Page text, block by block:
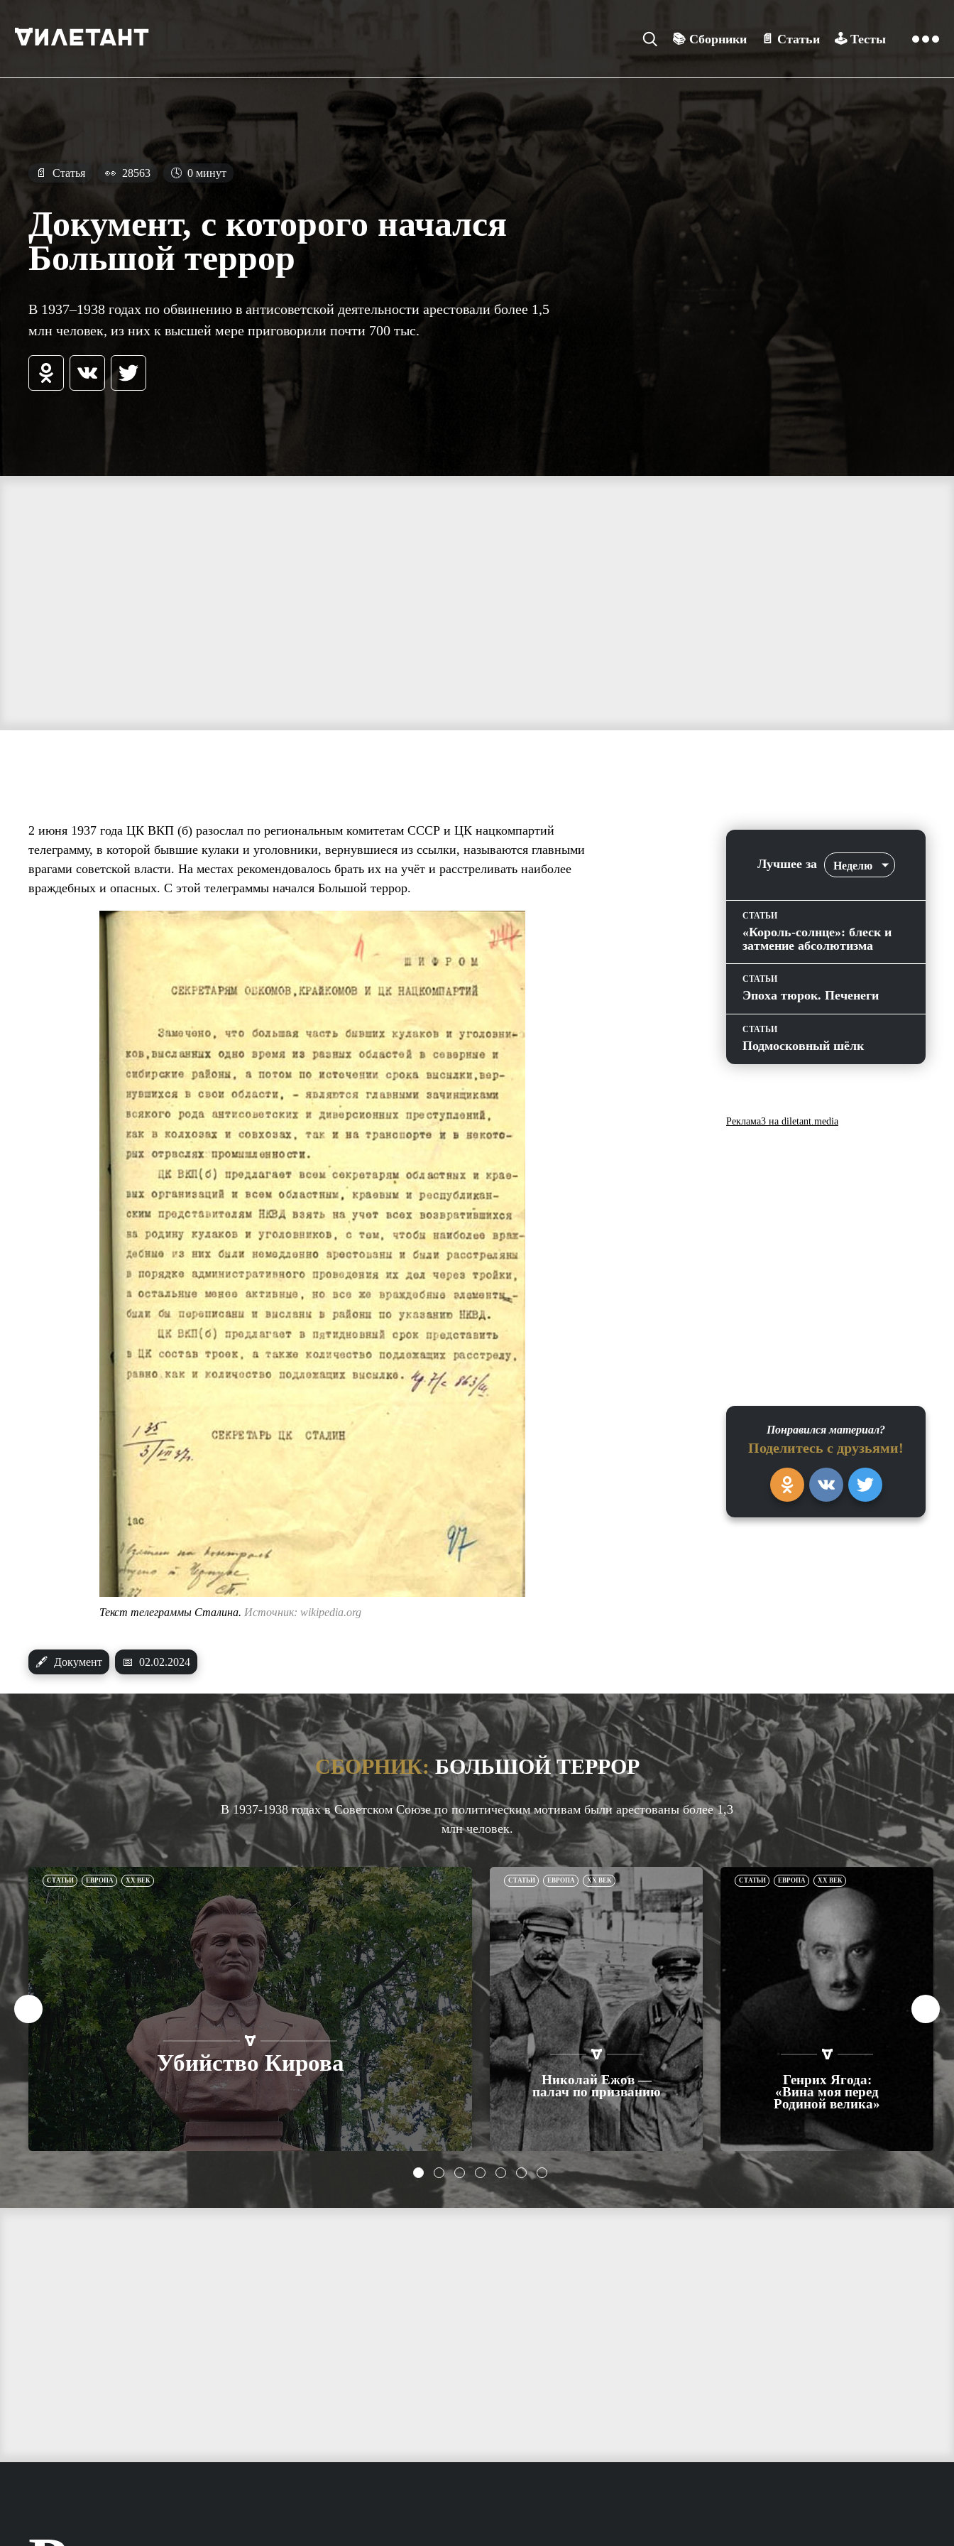
📚 Сборники 📄 Статьи 🕹️ Тесты
📄 Статья 👀 28563 🕓 0 минут
Документ, с которого начался
Большой террор
В 1937–1938 годах по обвинению в антисоветской деятельности арестовали более 1,5
млн человек, из них к высшей мере приговорили почти 700 тыс.
2 июня 1937 года ЦК ВКП (б) разослал по региональным комитетам СССР и ЦК нацкомпартий
телеграмму, в которой бывшие кулаки и уголовники, вернувшиеся из ссылки, называются главными
врагами советской власти. На местах рекомендовалось брать их на учёт и расстреливать наиболее
враждебных и опасных. С этой телеграммы начался Большой террор.
Текст телеграммы Сталина. Источник: wikipedia.org
🖋 Документ 📅 02.02.2024
Лучшее за Неделю
СТАТЬИ
«Король-солнце»: блеск и
затмение абсолютизма
СТАТЬИ
Эпоха тюрок. Печенеги
СТАТЬИ
Подмосковный шёлк
Реклама3 на diletant.media
Понравился материал?
Поделитесь с друзьями!
СБОРНИК:БОЛЬШОЙ ТЕРРОР
В 1937-1938 годах в Советском Союзе по политическим мотивам были арестованы более 1,3
млн человек.
СТАТЬИ ЕВРОПА XX ВЕК
Убийство Кирова
СТАТЬИ ЕВРОПА XX ВЕК
Николай Ежов —
палач по призванию
СТАТЬИ ЕВРОПА XX ВЕК
Генрих Ягода:
«Вина моя перед
Родиной велика»